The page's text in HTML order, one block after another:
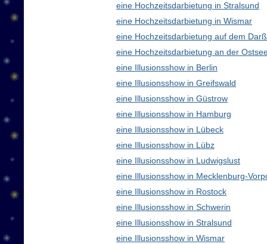
eine Hochzeitsdarbietung in Stralsund
eine Hochzeitsdarbietung in Wismar
eine Hochzeitsdarbietung auf dem Darß
eine Hochzeitsdarbietung an der
eine Illusionsshow in Berlin
eine Illusionsshow in Greifswald
eine Illusionsshow in Güstrow
eine Illusionsshow in Hamburg
eine Illusionsshow in Lübeck
eine Illusionsshow in Lübz
eine Illusionsshow in Ludwigslust
eine Illusionsshow in Mecklenburg-
eine Illusionsshow in Rostock
eine Illusionsshow in Schwerin
eine Illusionsshow in Stralsund
eine Illusionsshow in Wismar